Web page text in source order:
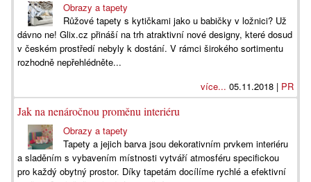
Obrazy a tapety
Růžové tapety s kytičkami jako u babičky v ložnici? Už
dávno ne! Glix.cz přináší na trh atraktivní nové designy, které dosud
v českém prostředí nebyly k dostání. V rámci širokého sortimentu
rozhodně nepřehlédněte...
více... 05.11.2018 | PR
Jak na nenáročnou proměnu interiéru
Obrazy a tapety
Tapety a jejich barva jsou dekorativním prvkem interiéru
a sladěním s vybavením místnosti vytváří atmosféru specifickou
pro každý obytný prostor. Díky tapetám docílíme rychlé a efektivní